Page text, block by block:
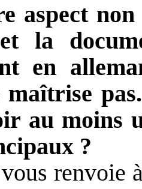
aspect
la
en
maîtrise
au moins
?
renvoie